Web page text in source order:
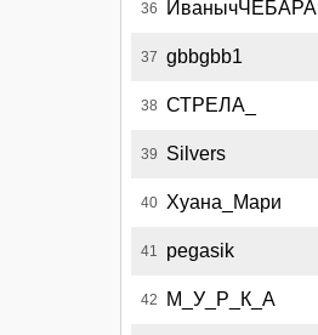
36 ИванычЧЕБАРА
37 gbbgbb1
38 СТРЕЛА_
39 Silvers
40 Хуана_Мари
41 pegasik
42 М_У_Р_К_А